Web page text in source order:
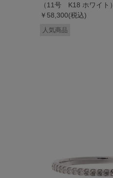
（11号 K18 ホワイト）
￥58,300(税込)
人気商品